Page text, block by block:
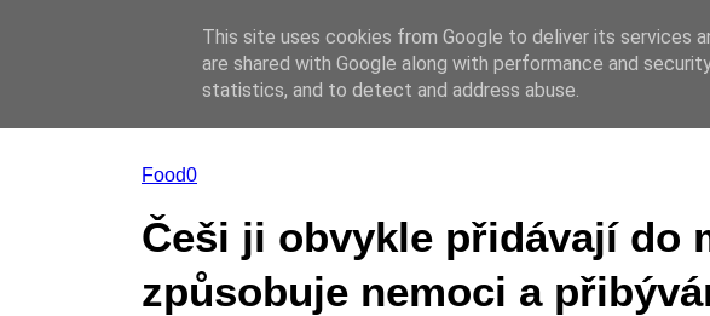
Online casino
Online casino CZ
Food0
Češi ji obvykle přidávají do
způsobuje nemoci a
This site uses cookies from Google to deliver its services
are shared with Google along with performance and
statistics, and to detect and address abuse.